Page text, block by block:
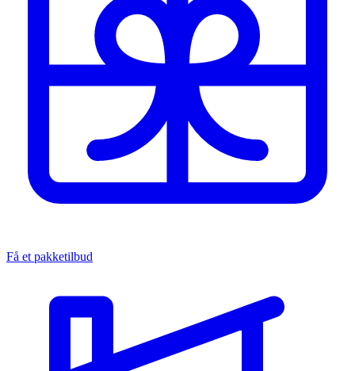
Få et pakketilbud